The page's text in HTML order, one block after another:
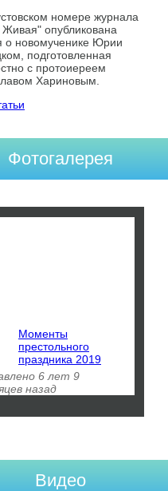
номере журнала
опубликована
о новомученике Юрии
подготовленная
с протоиереем
Хариновым.
Фотогалерея
Моменты
престольного
праздника 2019
6 лет 9
назад
Видео